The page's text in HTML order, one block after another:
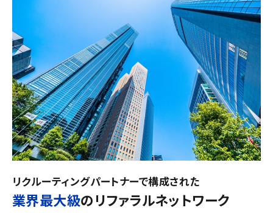
リクルーティングパートナーで構成された
業界最大級のリファラルネットワーク